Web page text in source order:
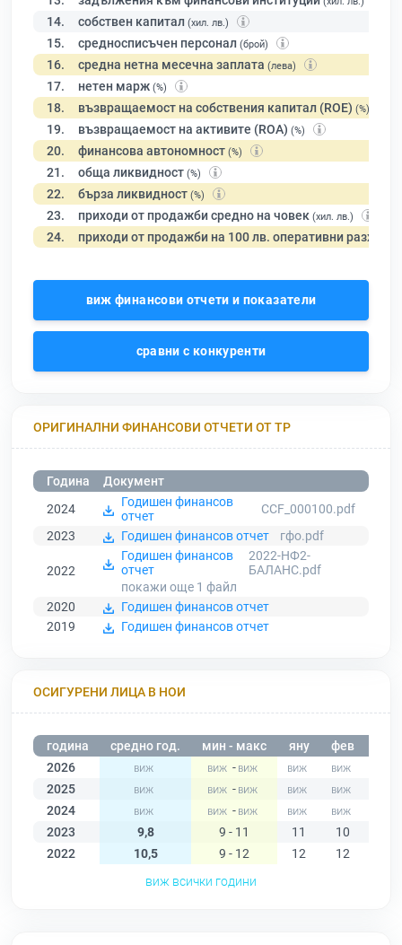
14. собствен капитал (хил. лв.)
15. средносписъчен персонал (брой)
16. средна нетна месечна заплата (лева)
17. нетен марж (%)
18. възвращаемост на собствения капитал (ROE) (%)
19. възвращаемост на активите (ROA) (%)
20. финансова автономност (%)
21. обща ликвидност (%)
22. бърза ликвидност (%)
23. приходи от продажби средно на човек (хил. лв.)
24. приходи от продажби на 100 лв. оперативни разходи
виж финансови отчети и показатели
сравни с конкуренти
ОРИГИНАЛНИ ФИНАНСОВИ ОТЧЕТИ ОТ ТР
Година
Документ
2024
Годишен финансов
отчет
CCF_000100.pdf
2023
Годишен финансов отчет гфо.pdf
2022
Годишен финансов
отчет
2022-НФ2-
БАЛАНС.pdf
покажи още 1 файл
2020
Годишен финансов отчет
2019
Годишен финансов отчет
ОСИГУРЕНИ ЛИЦА В НОИ
година средно год. мин - макс яну фев
2026
-
2025
-
2024
-
2023
9,8 9 - 11 11 10
2022
10,5 9 - 12 12 12
виж всички години